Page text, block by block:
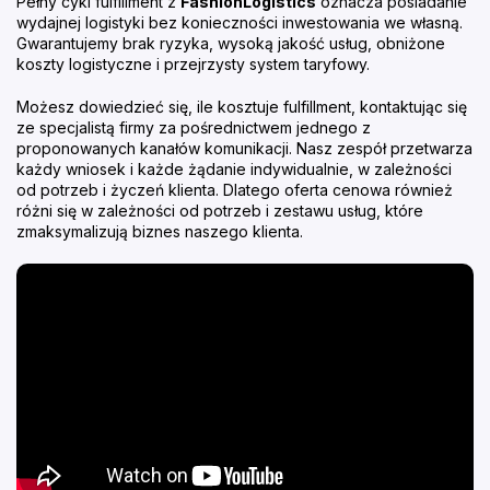
wydajnej logistyki bez konieczności inwestowania we własną.
Gwarantujemy brak ryzyka, wysoką jakość usług, obniżone
koszty logistyczne i przejrzysty system taryfowy.
Możesz dowiedzieć się, ile kosztuje fulfillment, kontaktując się
ze specjalistą firmy za pośrednictwem jednego z
proponowanych kanałów komunikacji. Nasz zespół przetwarza
każdy wniosek i każde żądanie indywidualnie, w zależności
od potrzeb i życzeń klienta. Dlatego oferta cenowa również
różni się w zależności od potrzeb i zestawu usług, które
zmaksymalizują biznes naszego klienta.